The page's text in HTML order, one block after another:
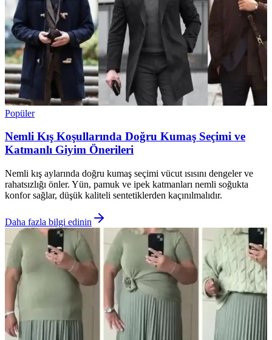
Popüler
Nemli Kış Koşullarında Doğru Kumaş Seçimi ve
Katmanlı Giyim Önerileri
Nemli kış aylarında doğru kumaş seçimi vücut ısısını dengeler ve
rahatsızlığı önler. Yün, pamuk ve ipek katmanları nemli soğukta
konfor sağlar, düşük kaliteli sentetiklerden kaçınılmalıdır.
Daha fazla bilgi edinin